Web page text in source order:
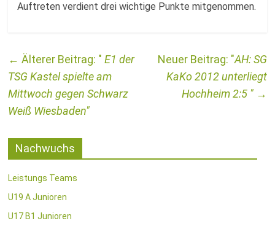
Auftreten verdient drei wichtige Punkte mitgenommen.
←
E1 der
TSG Kastel spielte am
Mittwoch gegen Schwarz
Weiß Wiesbaden
AH: SG
KaKo 2012 unterliegt
Hochheim 2:5
→
Nachwuchs
Leistungs Teams
U19 A Junioren
U17 B1 Junioren